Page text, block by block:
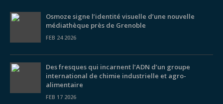
Osmoze signe l’identité visuelle d’une nouvelle
médiathèque près de Grenoble
FEB 24 2026
Des fresques qui incarnent l’ADN d’un groupe
international de chimie industrielle et agro-
alimentaire
FEB 17 2026